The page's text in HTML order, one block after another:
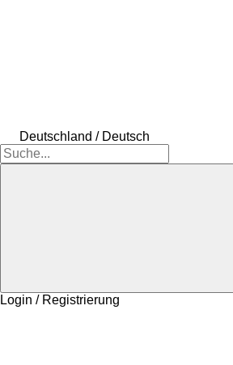
Deutschland / Deutsch
Login / Registrierung